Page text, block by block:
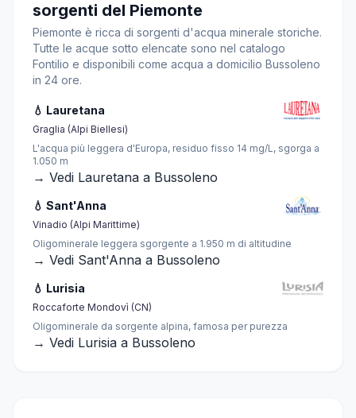
sorgenti del Piemonte
Piemonte è ricca di sorgenti d'acqua minerale storiche.
Tutte le acque sotto elencate sono nel catalogo
Fontilio e disponibili come acqua a domicilio Bussoleno
in 24 ore.
💧 Lauretana
Graglia (Alpi Biellesi)
L'acqua più leggera d'Europa, residuo fisso 14 mg/L, sgorga a
1.050 m
→ Vedi Lauretana a Bussoleno
💧 Sant'Anna
Vinadio (Alpi Marittime)
Oligominerale leggera sgorgente a 1.950 m di altitudine
→ Vedi Sant'Anna a Bussoleno
💧 Lurisia
Roccaforte Mondovì (CN)
Oligominerale da sorgente alpina, famosa per purezza
→ Vedi Lurisia a Bussoleno